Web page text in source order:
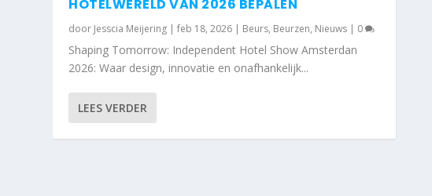
HOTELWERELD VAN 2026 BEPALEN
door Jesscia Meijering |feb 18, 2026 Beurs, Beurzen, Nieuws 0
Shaping Tomorrow: Independent Hotel Show Amsterdan
2026: Waar design, innovatie en onafhankelijk...
LEES VERDER